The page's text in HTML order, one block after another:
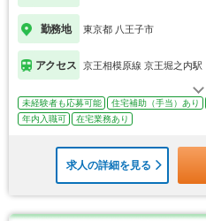
勤務地 東京都 八王子市
アクセス 京王相模原線 京王堀之内駅
未経験者も応募可能 住宅補助（手当）あり
年内入職可
在宅業務あり
求人の詳細を見る